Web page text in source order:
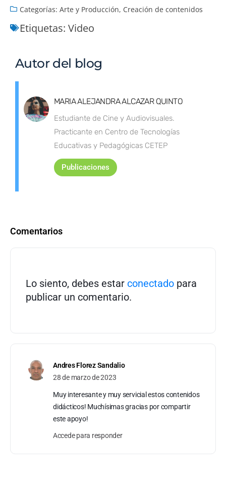
Categorías: Arte y Producción, Creación de contenidos
Etiquetas: Video
Autor del blog
MARIA ALEJANDRA ALCAZAR QUINTO
Estudiante de Cine y Audiovisuales.
Practicante en Centro de Tecnologías
Educativas y Pedagógicas CETEP
Publicaciones
Comentarios
Lo siento, debes estar conectado para
publicar un comentario.
Andres Florez Sandalio
28 de marzo de 2023
Muy interesante y muy servicial estos contenidos
didácticos! Muchísimas gracias por compartir
este apoyo!
Accede para responder